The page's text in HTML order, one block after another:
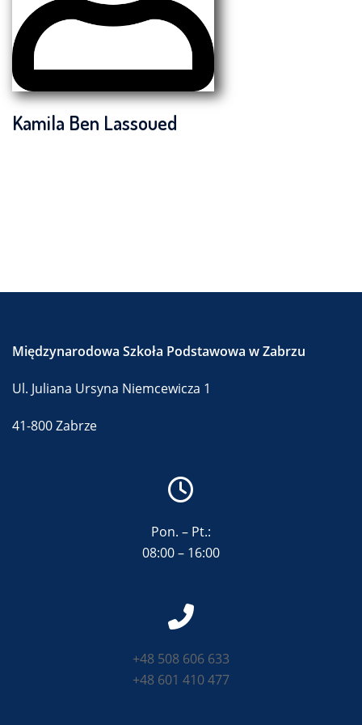
Kamila Ben Lassoued
Międzynarodowa Szkoła Podstawowa w Zabrzu
Ul. Juliana Ursyna Niemcewicza 1
41-800 Zabrze
Pon. – Pt.:
08:00 – 16:00
+48 508 606 633
+48 601 410 477